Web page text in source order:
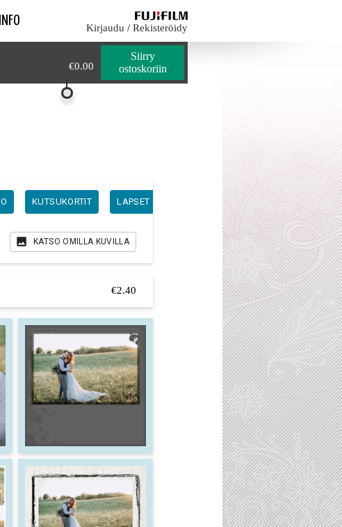
INFO Kirjaudu / Rekisteröidy
€0.00
€0.00
Siirry
ostoskoriin
KUTSUKORTIT LAPSET OPISKELU
KATSO OMILLA KUVILLA
€2.40